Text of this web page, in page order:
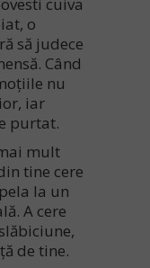
o
să judece
Când
nu
iar
purtat.
mult
tine cere
la un
A cere
de tine.